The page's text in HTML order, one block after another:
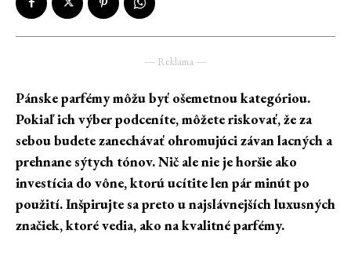
― Reklama ―
Pánske parfémy môžu byť ošemetnou kategóriou.
Pokiaľ ich výber podceníte, môžete riskovať, že za
sebou budete zanechávať ohromujúci závan lacných a
prehnane sýtych tónov. Nič ale nie je horšie ako
investícia do vône, ktorú ucítite len pár minút po
použití. Inšpirujte sa preto u najslávnejších luxusných
značiek, ktoré vedia, ako na kvalitné parfémy.